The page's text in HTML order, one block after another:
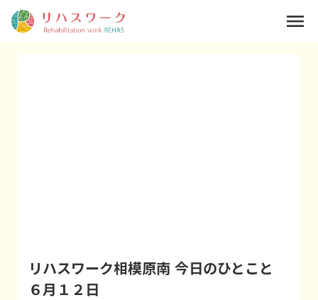
リハスワーク相模原南 今日のひとこと
６月１２日
menu